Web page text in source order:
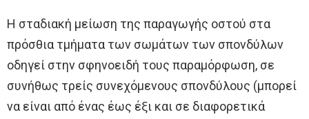
Η σταδιακή μείωση της παραγωγής οστού στα
πρόσθια τμήματα των σωμάτων των σπονδύλων
οδηγεί στην σφηνοειδή τους παραμόρφωση, σε
συνήθως τρείς συνεχόμενους σπονδύλους (μπορεί
να είναι από ένας έως έξι και σε διαφορετικά